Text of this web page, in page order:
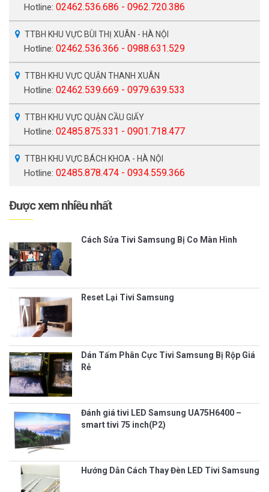
Hotline: 02462.536.686 - 0962.720.386
TTBH KHU VỰC BÙI THỊ XUÂN - HÀ NỘI
Hotline: 02462.536.366 - 0988.631.529
TTBH KHU VỰC QUẬN THANH XUÂN
Hotline: 02462.539.669 - 0979.639.533
TTBH KHU VỰC QUẬN CẦU GIẤY
Hotline: 02485.875.331 - 0901.718.477
TTBH KHU VỰC BÁCH KHOA - HÀ NỘI
Hotline: 02485.878.474 - 0934.559.366
Được xem nhiều nhất
Cách Sửa Tivi Samsung Bị Co Màn Hình
Reset Lại Tivi Samsung
Dán Tấm Phân Cực Tivi Samsung Bị Rộp Giá
Rẻ
Đánh giá tivi LED Samsung UA75H6400 –
smart tivi 75 inch(P2)
Hướng Dẫn Cách Thay Đèn LED Tivi Samsung